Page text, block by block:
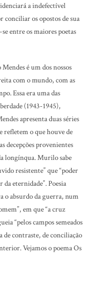
a indefectível
os opostos de sua
entre os maiores poetas
é um dos nossos
com o mundo, com as
Essa era uma das
(1943-1945),
apresenta duas séries
refletem o que houve de
decepções provenientes
longínqua. Murilo sabe
resistente” que “poder
eternidade”. Poesia
o absurdo da guerra, num
em que “a cruz
“pelos campos semeados
de contraste, de conciliação
Vejamos o poema Os